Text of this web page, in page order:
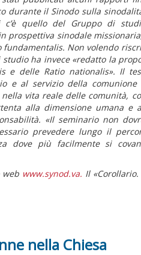
durante il Sinodo sulla
c’è quello del Gruppo di
prospettiva sinodale
fundamentalis. Non volendo
ha invece «redatto la
e delle Ratio nationalis». Il
e al servizio della
vita reale delle comunità,
alla dimensione umana e
«Il seminario non
prevedere lungo il
dove più facilmente si
web www.synod.va. Il
nella Chiesa